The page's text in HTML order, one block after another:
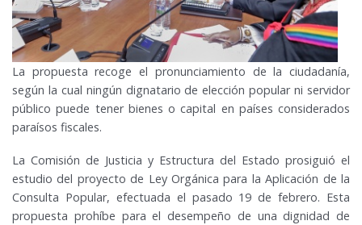
La propuesta recoge el pronunciamiento de la ciudadanía,
según la cual ningún dignatario de elección popular ni servidor
público puede tener bienes o capital en países considerados
paraísos fiscales.
La Comisión de Justicia y Estructura del Estado prosiguió el
estudio del proyecto de Ley Orgánica para la Aplicación de la
Consulta Popular, efectuada el pasado 19 de febrero. Esta
propuesta prohíbe para el desempeño de una dignidad de